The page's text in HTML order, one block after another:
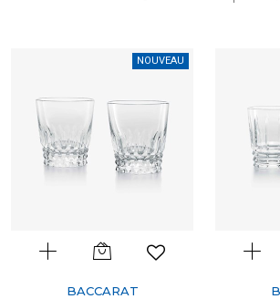
NOUVEAU
BACCARAT